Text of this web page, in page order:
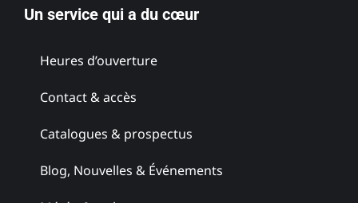
Un service qui a du cœur
Heures d’ouverture
Contact & accès
Catalogues & prospectus
Blog, Nouvelles & Événements